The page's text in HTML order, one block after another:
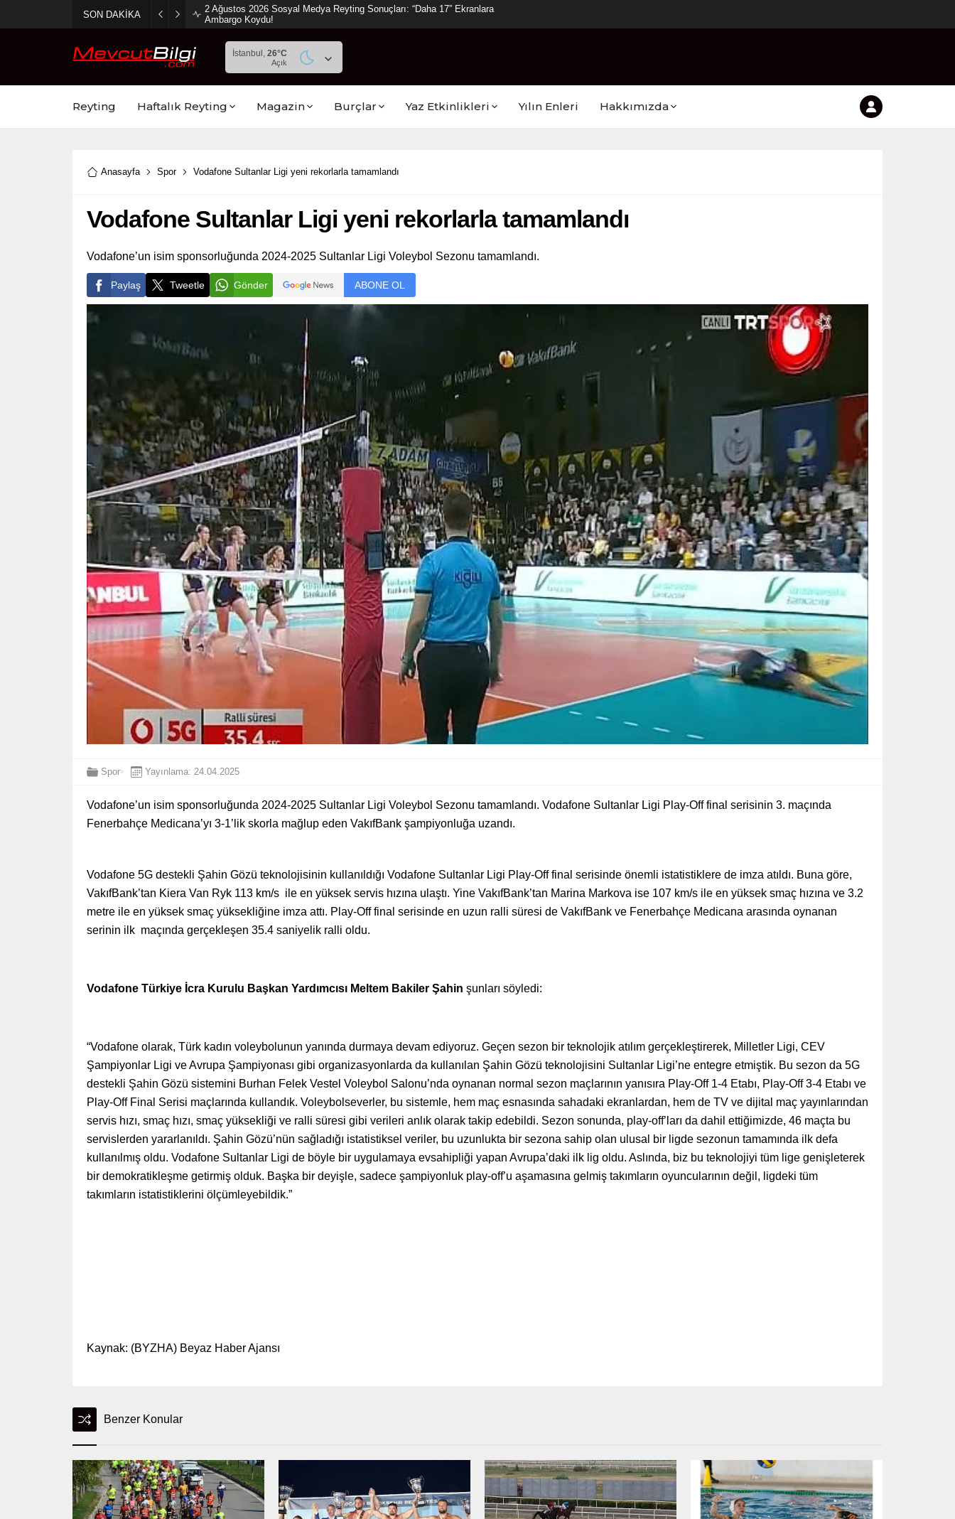
SON DAKİKA
2 Ağustos 2026 Sosyal Medya Reyting Sonuçları: “Daha 17” Ekranlara
Ambargo Koydu!
İstanbul, 26°C
Açık
Reyting Haftalık Reyting Magazin Burçlar Yaz Etkinlikleri Yılın Enleri Hakkımızda
Anasayfa Spor Vodafone Sultanlar Ligi yeni rekorlarla tamamlandı
Vodafone Sultanlar Ligi yeni rekorlarla tamamlandı
Vodafone’un isim sponsorluğunda 2024-2025 Sultanlar Ligi Voleybol Sezonu tamamlandı.
Paylaş Tweetle Gönder ABONE OL
Spor Yayınlama: 24.04.2025
Vodafone’un isim sponsorluğunda 2024-2025 Sultanlar Ligi Voleybol Sezonu tamamlandı. Vodafone Sultanlar Ligi Play-Off final serisinin 3. maçında
Fenerbahçe Medicana’yı 3-1’lik skorla mağlup eden VakıfBank şampiyonluğa uzandı.
Vodafone 5G destekli Şahin Gözü teknolojisinin kullanıldığı Vodafone Sultanlar Ligi Play-Off final serisinde önemli istatistiklere de imza atıldı. Buna göre,
VakıfBank’tan Kiera Van Ryk 113 km/s ile en yüksek servis hızına ulaştı. Yine VakıfBank’tan Marina Markova ise 107 km/s ile en yüksek smaç hızına ve 3.2
metre ile en yüksek smaç yüksekliğine imza attı. Play-Off final serisinde en uzun ralli süresi de VakıfBank ve Fenerbahçe Medicana arasında oynanan
serinin ilk maçında gerçekleşen 35.4 saniyelik ralli oldu.
Vodafone Türkiye İcra Kurulu Başkan Yardımcısı Meltem Bakiler Şahin şunları söyledi:
“Vodafone olarak, Türk kadın voleybolunun yanında durmaya devam ediyoruz. Geçen sezon bir teknolojik atılım gerçekleştirerek, Milletler Ligi, CEV
Şampiyonlar Ligi ve Avrupa Şampiyonası gibi organizasyonlarda da kullanılan Şahin Gözü teknolojisini Sultanlar Ligi’ne entegre etmiştik. Bu sezon da 5G
destekli Şahin Gözü sistemini Burhan Felek Vestel Voleybol Salonu’nda oynanan normal sezon maçlarının yanısıra Play-Off 1-4 Etabı, Play-Off 3-4 Etabı ve
Play-Off Final Serisi maçlarında kullandık. Voleybolseverler, bu sistemle, hem maç esnasında sahadaki ekranlardan, hem de TV ve dijital maç yayınlarından
servis hızı, smaç hızı, smaç yüksekliği ve ralli süresi gibi verileri anlık olarak takip edebildi. Sezon sonunda, play-off’ları da dahil ettiğimizde, 46 maçta bu
servislerden yararlanıldı. Şahin Gözü’nün sağladığı istatistiksel veriler, bu uzunlukta bir sezona sahip olan ulusal bir ligde sezonun tamamında ilk defa
kullanılmış oldu. Vodafone Sultanlar Ligi de böyle bir uygulamaya evsahipliği yapan Avrupa’daki ilk lig oldu. Aslında, biz bu teknolojiyi tüm lige genişleterek
bir demokratikleşme getirmiş olduk. Başka bir deyişle, sadece şampiyonluk play-off’u aşamasına gelmiş takımların oyuncularının değil, ligdeki tüm
takımların istatistiklerini ölçümleyebildik.”
Kaynak: (BYZHA) Beyaz Haber Ajansı
Benzer Konular